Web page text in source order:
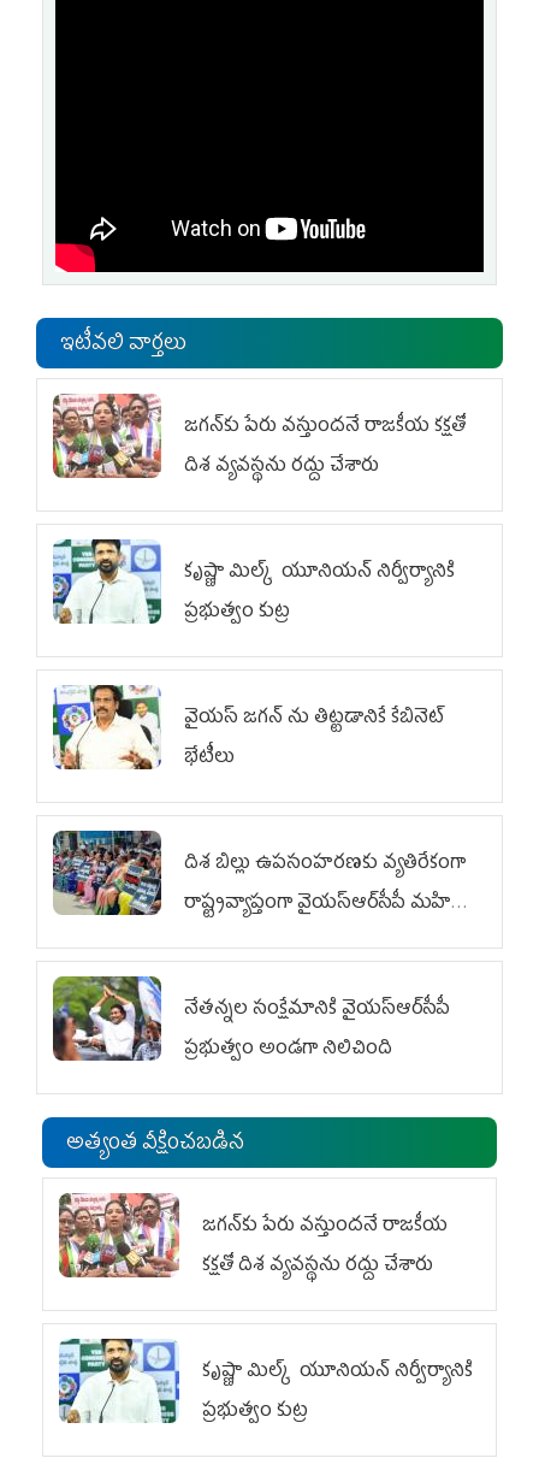
ఇటీవలి వార్తలు
జగన్‌కు పేరు వస్తుందనే రాజకీయ కక్షతో
దిశ వ్య‌వ‌స్థ‌ను రద్దు చేశారు
కృష్ణా మిల్క్‌ యూనియన్‌ నిర్వీర్యానికి
ప్రభుత్వం కుట్ర
వైయ‌స్ జగన్‌ ను తిట్టడానికే కేబినెట్‌
భేటీలు
దిశ బిల్లు ఉపసంహరణకు వ్యతిరేకంగా
రాష్ట్రవ్యాప్తంగా వైయ‌స్ఆర్‌సీపీ మహిళా
విభాగం ఆందోళనలు
నేతన్నల సంక్షేమానికి వైయ‌స్ఆర్‌సీపీ
ప్రభుత్వం అండగా నిలిచింది
అత్యంత వీక్షించబడిన
జగన్‌కు పేరు వస్తుందనే రాజకీయ
కక్షతో దిశ వ్య‌వ‌స్థ‌ను రద్దు చేశారు
కృష్ణా మిల్క్‌ యూనియన్‌ నిర్వీర్యానికి
ప్రభుత్వం కుట్ర